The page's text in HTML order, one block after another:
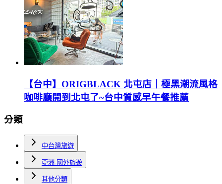
【台中】ORIGBLACK 北屯店｜極黑潮流風格
咖啡廳開到北屯了~台中質感早午餐推薦
分類
中台灣旅遊
亞洲-國外旅遊
其他分類